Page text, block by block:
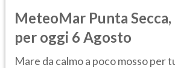
MeteoMar Punta Secca,
per oggi 6 Agosto
Mare da calmo a poco mosso per